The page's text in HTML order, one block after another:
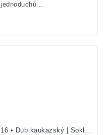
jednoduchú...
16 • Dub kaukazský | Soklová lišta